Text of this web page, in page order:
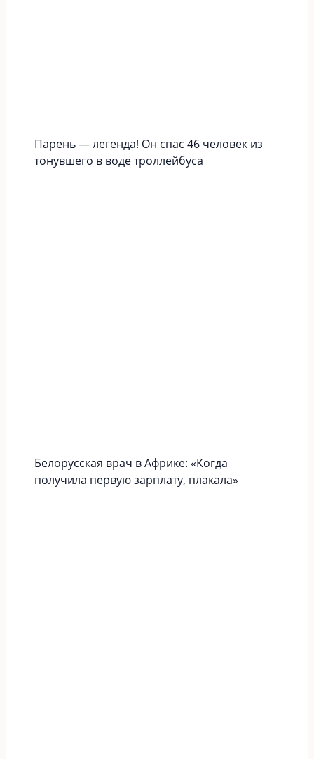
Парень — легенда! Он спас 46 человек из
тонувшего в воде троллейбуса
Белорусская врач в Африке: «Когда
получила первую зарплату, плакала»